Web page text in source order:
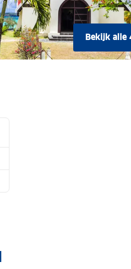
Bekijk alle